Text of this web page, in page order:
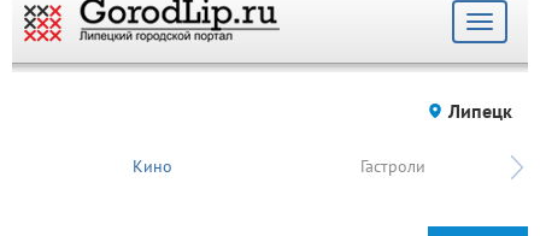
Toggle
Липецк
Кино Гастроли